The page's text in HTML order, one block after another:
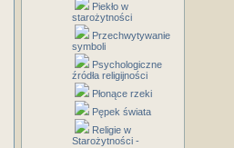
Piekło w
starożytności
Przechwytywanie
symboli
Psychologiczne
źródła religijności
Płonące rzeki
Pępek świata
Religie w
Starożytności -